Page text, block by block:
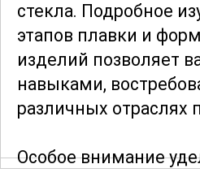
стекла. Подробное
этапов плавки и
изделий позволяет
навыками,
различных
Особое внимание